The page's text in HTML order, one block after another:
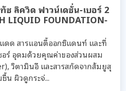
ช ลิควิด ฟาวน์เดชั่น-เบอร์ 2
LIQUID FOUNDATION-
ดด สารแอนตี้ออกซิแดนท์ และที่
อร์ อุดมด้วยคุณค่าของส่วนผสม
วิตามินอี และสารสกัดจากส้มยูสุ
น ผิวดูกระจ่...